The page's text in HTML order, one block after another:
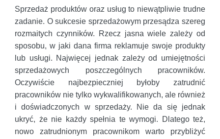
Sprzedaż produktów oraz usług to niewątpliwie trudne
zadanie. O sukcesie sprzedażowym przesądza szereg
rozmaitych czynników. Rzecz jasna wiele zależy od
sposobu, w jaki dana firma reklamuje swoje produkty
lub usługi. Najwięcej jednak zależy od umiejętności
sprzedażowych poszczególnych pracowników.
Oczywiście najbezpieczniej byłoby zatrudnić
pracowników nie tylko wykwalifikowanych, ale również
i doświadczonych w sprzedaży. Nie da się jednak
ukryć, że nie każdy spełnia te wymogi. Dlatego też,
nowo zatrudnionym pracownikom warto przybliżyć